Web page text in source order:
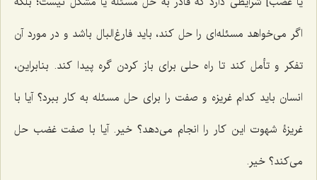
اگر می‌خواهد مسئله‌ای را حل کند، باید فارغ‌البال باشد و در مورد آن
تفکر و تأمل کند تا راه حلی برای باز کردن گره پیدا کند. بنابراین،
انسان باید کدام غریزه و صفت را برای حل مسئله به کار ببرد؟ آیا با
غریزۀ شهوت این کار را انجام می‌دهد؟ خیر. آیا با صفت غضب حل
می‌کند؟ خیر.